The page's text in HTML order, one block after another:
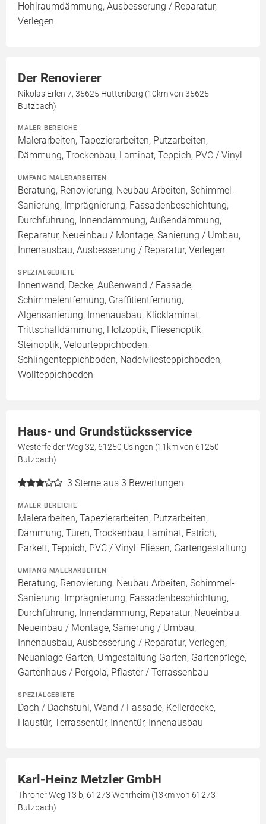
Hohlraumdämmung, Ausbesserung / Reparatur,
Verlegen
Der Renovierer
Nikolas Erlen 7, 35625 Hüttenberg (10km von 35625
Butzbach)
MALER BEREICHE
Malerarbeiten, Tapezierarbeiten, Putzarbeiten,
Dämmung, Trockenbau, Laminat, Teppich, PVC / Vinyl
UMFANG MALERARBEITEN
Beratung, Renovierung, Neubau Arbeiten, Schimmel-
Sanierung, Imprägnierung, Fassadenbeschichtung,
Durchführung, Innendämmung, Außendämmung,
Reparatur, Neueinbau / Montage, Sanierung / Umbau,
Innenausbau, Ausbesserung / Reparatur, Verlegen
SPEZIALGEBIETE
Innenwand, Decke, Außenwand / Fassade,
Schimmelentfernung, Graffitientfernung,
Algensanierung, Innenausbau, Klicklaminat,
Trittschalldämmung, Holzoptik, Fliesenoptik,
Steinoptik, Velourteppichboden,
Schlingenteppichboden, Nadelvliesteppichboden,
Wollteppichboden
Haus- und Grundstücksservice
Westerfelder Weg 32, 61250 Usingen (11km von 61250
Butzbach)
3 Sterne aus 3 Bewertungen
MALER BEREICHE
Malerarbeiten, Tapezierarbeiten, Putzarbeiten,
Dämmung, Türen, Trockenbau, Laminat, Estrich,
Parkett, Teppich, PVC / Vinyl, Fliesen, Gartengestaltung
UMFANG MALERARBEITEN
Beratung, Renovierung, Neubau Arbeiten, Schimmel-
Sanierung, Imprägnierung, Fassadenbeschichtung,
Durchführung, Innendämmung, Reparatur, Neueinbau,
Neueinbau / Montage, Sanierung / Umbau,
Innenausbau, Ausbesserung / Reparatur, Verlegen,
Neuanlage Garten, Umgestaltung Garten, Gartenpflege,
Gartenhaus / Pergola, Pflaster / Terrassenbau
SPEZIALGEBIETE
Dach / Dachstuhl, Wand / Fassade, Kellerdecke,
Haustür, Terrassentür, Innentür, Innenausbau
Karl-Heinz Metzler GmbH
Throner Weg 13 b, 61273 Wehrheim (13km von 61273
Butzbach)